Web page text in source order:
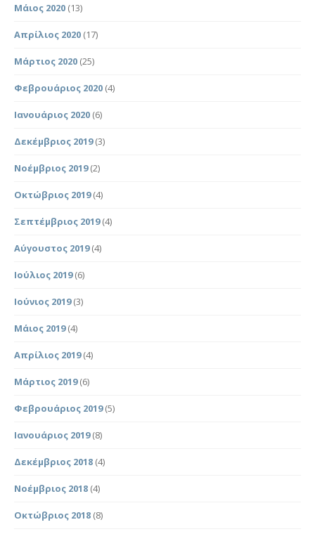
Μάιος 2020 (13)
Απρίλιος 2020 (17)
Μάρτιος 2020 (25)
Φεβρουάριος 2020 (4)
Ιανουάριος 2020 (6)
Δεκέμβριος 2019(3)
Νοέμβριος 2019(2)
Οκτώβριος 2019(4)
Σεπτέμβριος 2019(4)
Αύγουστος 2019(4)
Ιούλιος 2019(6)
Ιούνιος 2019(3)
Μάιος 2019(4)
Απρίλιος 2019(4)
Μάρτιος 2019(6)
Φεβρουάριος 2019(5)
Ιανουάριος 2019(8)
Δεκέμβριος 2018 (4)
Νοέμβριος 2018 (4)
Οκτώβριος 2018 (8)